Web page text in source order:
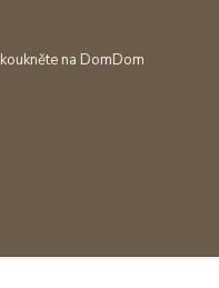
na DomDom